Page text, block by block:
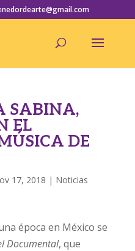
SABINA,
EL
DE
17, 2018 | Noticias
época en México se
Documental, que